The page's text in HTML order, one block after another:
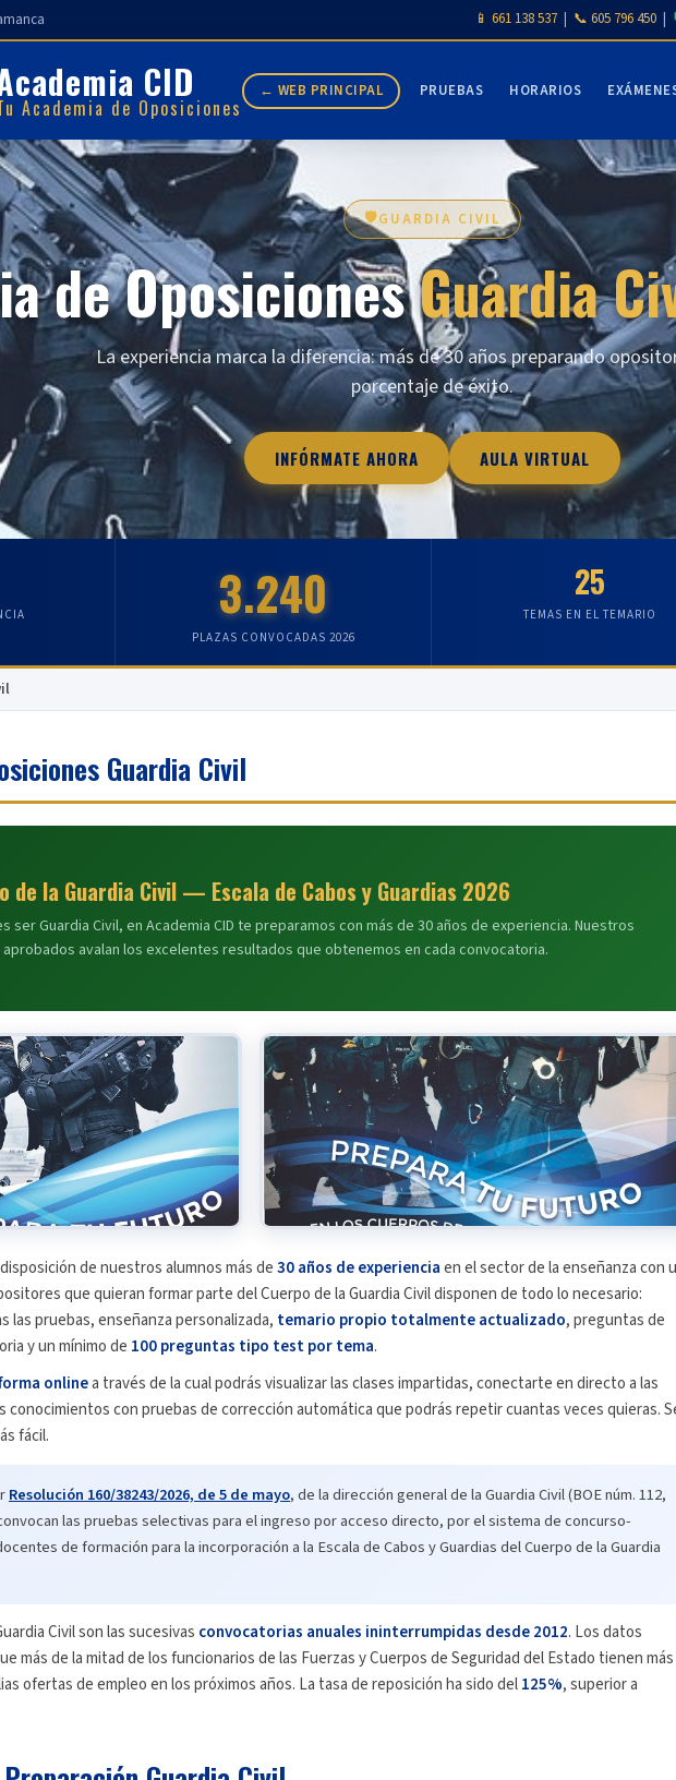
📱 661 138 537 | 📞 605 796 450 |
CID
Academia de Oposiciones
← WEB PRINCIPAL PRUEBAS HORARIOS
🛡️GUARDIA CIVIL
de OposicionesGuardia
La experiencia marca la diferencia: más de 30 años preparando
porcentaje de éxito.
INFÓRMATE AHORA AULA VIRTUAL
3.240
PLAZAS CONVOCADAS 2026
25
TEMAS EN EL TEMARIO
Guardia Civil
de la Guardia Civil — Escala de Cabos y Guardias 2026
ser Guardia Civil, en Academia CID te preparamos con más de 30 años de experiencia. Nuestros
aprobados avalan los excelentes resultados que obtenemos en cada convocatoria.
de nuestros alumnos más de30 años de experienciaen el sector de la enseñanza con
que quieran formar parte del Cuerpo de la Guardia Civil disponen de todo lo necesario:
las pruebas, enseñanza personalizada, temario propio totalmente actualizado, preguntas de
y un mínimo de 100 preguntas tipo test por tema.
onlinea través de la cual podrás visualizar las clases impartidas, conectarte en directo a las
conocimientos con pruebas de corrección automática que podrás repetir cuantas veces quieras.
fácil.
Resolución 160/38243/2026, de 5 de mayo, de la dirección general de la Guardia Civil (BOE núm. 112,
las pruebas selectivas para el ingreso por acceso directo, por el sistema de concurso-
de formación para la incorporación a la Escala de Cabos y Guardias del Cuerpo de la Guardia
Civil son las sucesivas convocatorias anuales ininterrumpidas desde 2012. Los datos
más de la mitad de los funcionarios de las Fuerzas y Cuerpos de Seguridad del Estado tienen
ofertas de empleo en los próximos años. La tasa de reposición ha sido del125%, superior a